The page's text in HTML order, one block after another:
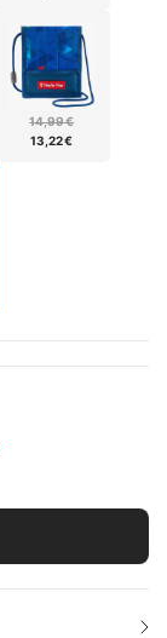
14,99 €
13,22 €